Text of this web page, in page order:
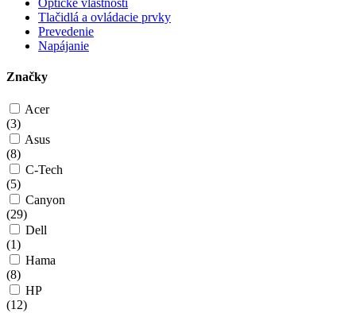
Tlačidlá a ovládacie prvky
Prevedenie
Napájanie
Značky
Acer
(3)
Asus
(8)
C-Tech
(5)
Canyon
(29)
Dell
(1)
Hama
(8)
HP
(12)